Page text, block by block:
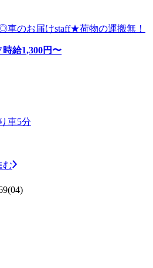
車のお届けstaff★荷物の運搬無！
時給1,300円〜
車5分
む